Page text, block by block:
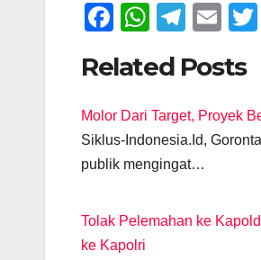
F
c
e
b
o
k
W
at
s
A
p
T
e
gr
a
m
E
ail
Related Posts
Molor Dari Target, Proyek
Siklus-Indonesia.Id,
publik mengingat…
Tolak Pelemahan ke
ke Kapolri